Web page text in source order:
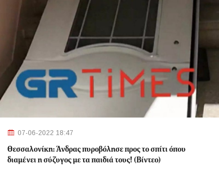
07-06-2022 18:47
Θεσσαλονίκη: Άνδρας πυροβόλησε προς το σπίτι όπου
διαμένει η σύζυγος με τα παιδιά τους! (Βίντεο)